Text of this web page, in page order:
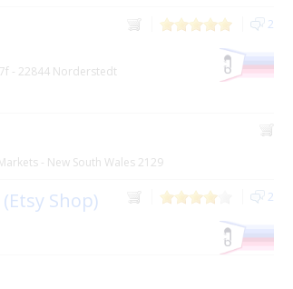
2
- 22844 Norderstedt
- New South Wales 2129
2
Shop)